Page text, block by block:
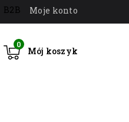
B2B Moje konto
0
Mój koszyk